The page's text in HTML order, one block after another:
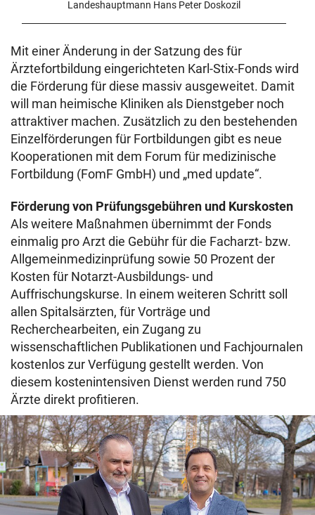
Landeshauptmann Hans Peter Doskozil
Mit einer Änderung in der Satzung des für
Ärztefortbildung eingerichteten Karl-Stix-Fonds wird
die Förderung für diese massiv ausgeweitet. Damit
will man heimische Kliniken als Dienstgeber noch
attraktiver machen. Zusätzlich zu den bestehenden
Einzelförderungen für Fortbildungen gibt es neue
Kooperationen mit dem Forum für medizinische
Fortbildung (FomF GmbH) und „med update“.
Förderung von Prüfungsgebühren und Kurskosten
Als weitere Maßnahmen übernimmt der Fonds
einmalig pro Arzt die Gebühr für die Facharzt- bzw.
Allgemeinmedizinprüfung sowie 50 Prozent der
Kosten für Notarzt-Ausbildungs- und
Auffrischungskurse. In einem weiteren Schritt soll
allen Spitalsärzten, für Vorträge und
Recherchearbeiten, ein Zugang zu
wissenschaftlichen Publikationen und Fachjournalen
kostenlos zur Verfügung gestellt werden. Von
diesem kostenintensiven Dienst werden rund 750
Ärzte direkt profitieren.